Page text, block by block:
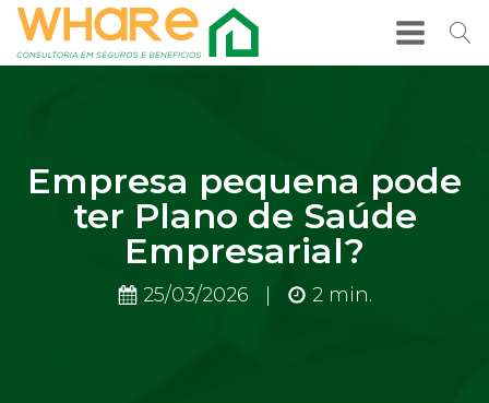
Empresa pequena pode
ter Plano de Saúde
Empresarial?
25/03/2026 2 min.